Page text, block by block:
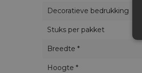
Bent u een
licht en kan
het niet onnodig
van deze
Heeft u een
dan als een
Decoratieve bedrukking
Stuks per pakket
Breedte *
Hoogte *